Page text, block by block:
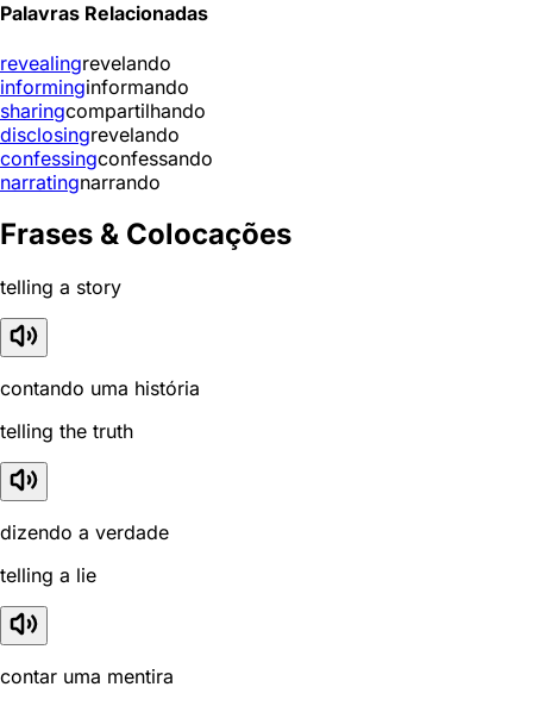
Palavras Relacionadas
revealingrevelando
informinginformando
sharingcompartilhando
disclosingrevelando
confessingconfessando
narratingnarrando
Frases & Colocações
telling a story
contando uma história
telling the truth
dizendo a verdade
telling a lie
contar uma mentira